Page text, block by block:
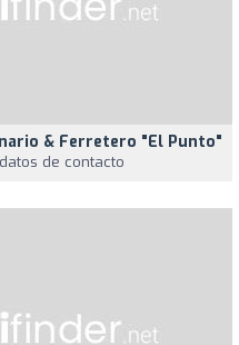
& Ferretero "El Punto"
de contacto